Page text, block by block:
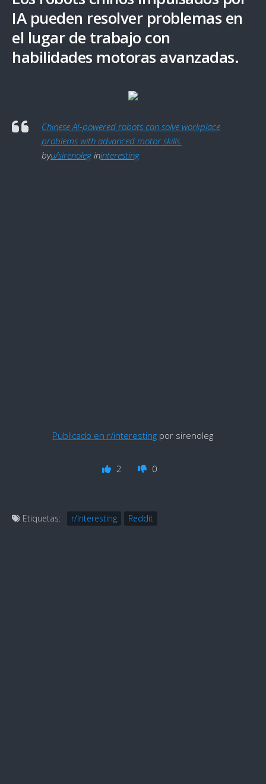
IA pueden resolver problemas en
el lugar de trabajo con
habilidades motoras avanzadas.
Chinese AI-powered robots can solve workplace
problems with advanced motor skills.
byu/sirenoleg ininteresting
Publicado en r/interesting por sirenoleg
2 0
Etiquetas: r/Interesting Reddit